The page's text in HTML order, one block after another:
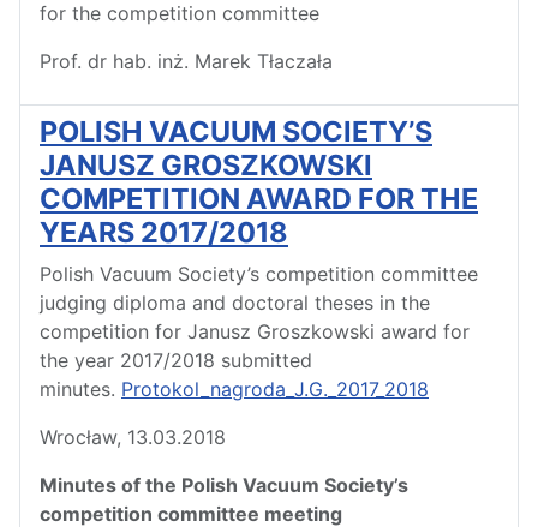
for the competition committee
Prof. dr hab. inż. Marek Tłaczała
POLISH VACUUM SOCIETY’S
JANUSZ GROSZKOWSKI
COMPETITION AWARD FOR THE
YEARS 2017/2018
Polish Vacuum Society’s competition committee
judging diploma and doctoral theses in the
competition for Janusz Groszkowski award for
the year 2017/2018 submitted
minutes. Protokol_nagroda_J.G._2017_2018
Wrocław, 13.03.2018
Minutes of the Polish Vacuum Society’s
competition committee meeting